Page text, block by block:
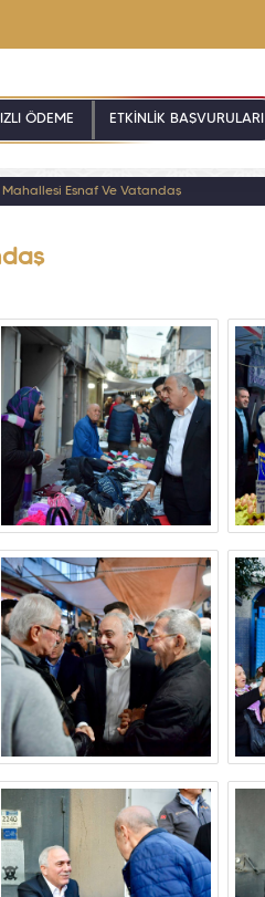
ÖDEME ETKİNLİK BAŞVURULARI
Esnaf Ve Vatandaş